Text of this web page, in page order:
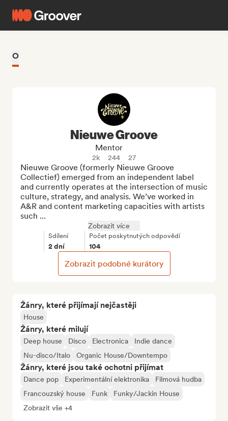
O
Žánry, které přijímají nejčastěji
House
Žánry, které milují
Deep house Disco Electronica
Indie dance
Nu-disco/Italo
Organic House/Downtempo
Žánry, které jsou také ochotni přijímat
Dance pop Experimentální elektronika
Filmová hudba
Francouzský house
Funk
Funky/Jackin House
Zobrazit vše +4
Nieuwe Groove
Mentor
2k 244 27
Nieuwe Groove (formerly Nieuwe Groove
Collectief) emerged from an independent label
and currently operates at the intersection of music
culture, strategy, and analysis. We’ve worked in
A&R and content marketing capacities with artists
such ...
Zobrazit více
Sdílení
2 dní
Počet poskytnutých odpovědí
104
Zobrazit podobné kurátory